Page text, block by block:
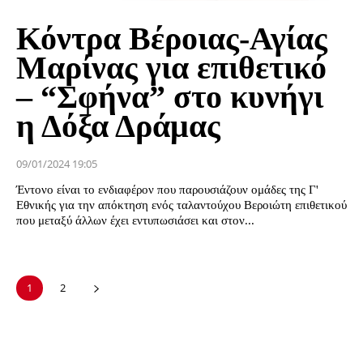
Κόντρα Βέροιας-Αγίας
Μαρίνας για επιθετικό
– “Σφήνα” στο κυνήγι
η Δόξα Δράμας
09/01/2024 19:05
Έντονο είναι το ενδιαφέρον που παρουσιάζουν ομάδες της Γ'
Εθνικής για την απόκτηση ενός ταλαντούχου Βεροιώτη επιθετικού
που μεταξύ άλλων έχει εντυπωσιάσει και στον...
1 2